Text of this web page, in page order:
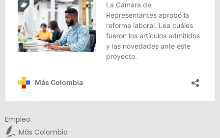
Empleo
Más Colombia